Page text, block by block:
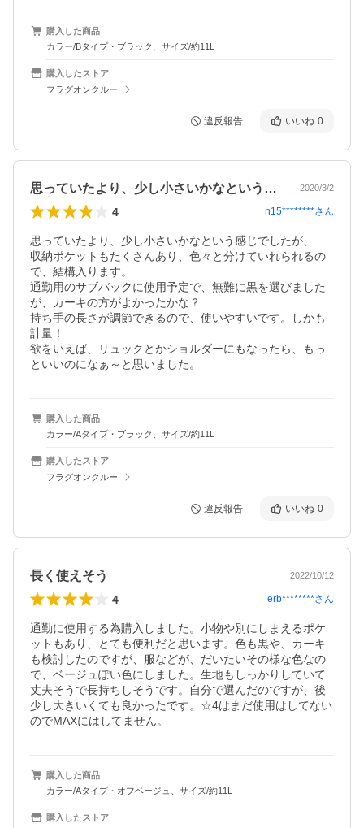
購入した商品
カラー/Bタイプ・ブラック、サイズ/約11L
購入したストア
フラグオンクルー
違反報告 いいね 0
思っていたより、少し小さいかなという感… 2020/3/2
4 n15********さん
思っていたより、少し小さいかなという感じでしたが、
収納ポケットもたくさんあり、色々と分けていれられるの
で、結構入ります。
通勤用のサブバックに使用予定で、無難に黒を選びました
が、カーキの方がよかったかな？
持ち手の長さが調節できるので、使いやすいです。しかも
計量！
欲をいえば、リュックとかショルダーにもなったら、もっ
といいのになぁ～と思いました。
購入した商品
カラー/Aタイプ・ブラック、サイズ/約11L
購入したストア
フラグオンクルー
違反報告 いいね 0
長く使えそう 2022/10/12
4 erb********さん
通勤に使用する為購入しました。小物や別にしまえるポケ
ットもあり、とても便利だと思います。色も黒や、カーキ
も検討したのですが、服などが、だいたいその様な色なの
で、ベージュぽい色にしました。生地もしっかりしていて
丈夫そうで長持ちしそうです。自分で選んだのですが、後
少し大きいくても良かったです。☆4はまだ使用はしてない
のでMAXにはしてません。
購入した商品
カラー/Aタイプ・オフベージュ、サイズ/約11L
購入したストア